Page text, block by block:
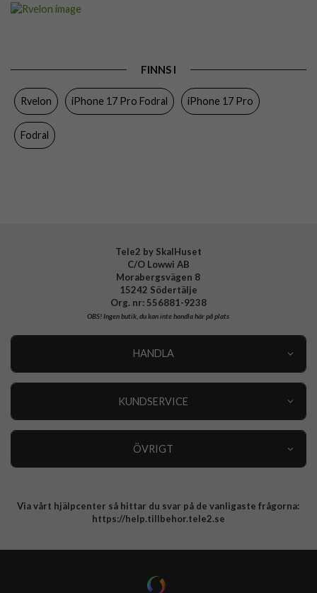
Färg
Material
Varumärke
FINNS I
Rvelon iPhone 17 Pro Fodral iPhone 17 Pro
Fodral
Tele2 by SkalHuset
C/O Lowwi AB
Morabergsvägen 8
15242 Södertälje
Org. nr: 556881-9238
OBS!Ingen butik, du kan inte handla här på plats
HANDLA
KUNDSERVICE
ÖVRIGT
Integritetspolicy
Via vårt hjälpcenter så hittar du svar på de vanligaste frågorna:
https://help.tillbehor.tele2.se